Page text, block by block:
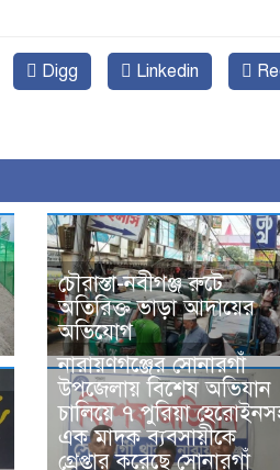
Digg Linkedin
চৌরাস্তা-নবীগঞ্জ রুটে
অতিরিক্ত ভাড়া আদায়ের
অভিযোগ
নারায়ণগঞ্জের সোনারগাঁ
উপজেলায় বিশেষ অভিযান
চালিয়ে ৭ পুরিয়া
এক মাদক ব্যবসায়ীকে
গ্রেপ্তার করেছে সোনারগাঁ